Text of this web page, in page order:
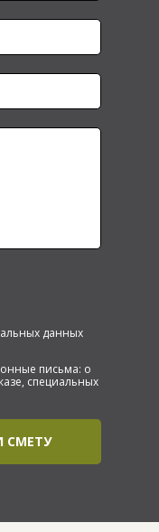
данных
письма: о
специальных
СМЕТУ